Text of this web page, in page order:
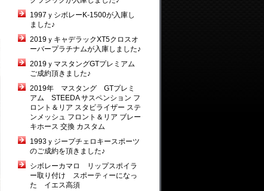
1997ｙシボレーK-1500が入庫し
ました♪
2019ｙキャデラックXT5クロスオ
ーバープラチナムが入庫しました♪
2019ｙマスタングGTプレミアム
ご成約頂きました♪
2019年 マスタング GTプレミ
アム STEEDA サスペンション フ
ロント＆リア スタビライザー ステ
ンメッシュ フロント＆リア ブレー
キホース 交換 カスタム
1993ｙジープチェロキースポーツ
のご成約を頂きました♪
シボレーカマロ リップスポイラ
ー取り付け スポーティーになっ
た イエス高須